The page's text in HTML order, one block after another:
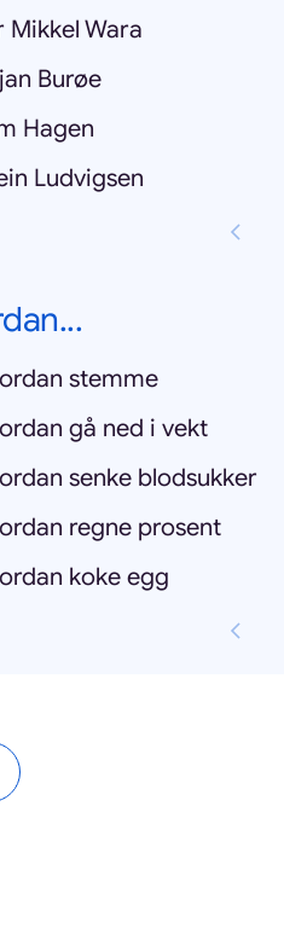
Mikkel Wara
Burøe
Hagen
Ludvigsen
stemme
gå ned i vekt
senke blodsukker
regne prosent
koke egg